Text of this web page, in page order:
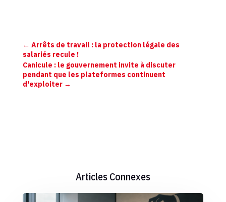
← Arrêts de travail : la protection légale des
salariés recule !
Canicule : le gouvernement invite à discuter
pendant que les plateformes continuent
d'exploiter→
Articles Connexes